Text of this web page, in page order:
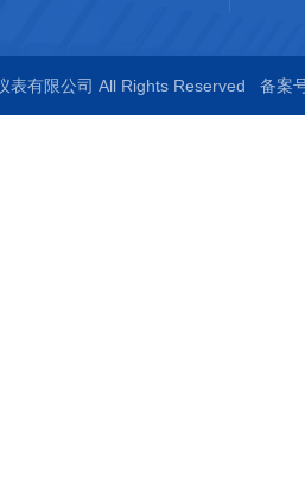
表有限公司 All Rights Reserved 备案